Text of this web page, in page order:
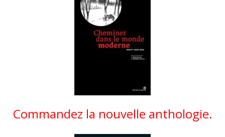
Commandez la nouvelle anthologie.